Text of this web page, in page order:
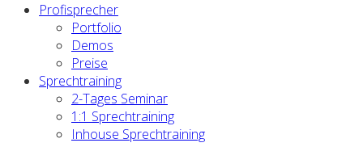
Profisprecher
Portfolio
Demos
Preise
Sprechtraining
2-Tages Seminar
1:1 Sprechtraining
Inhouse Sprechtraining